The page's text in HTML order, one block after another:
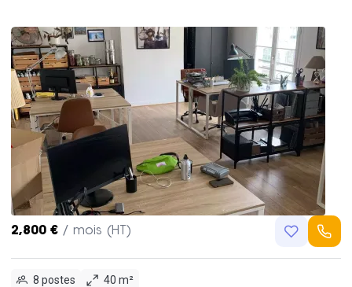
2,800 € / mois (HT)
8 postes
40 m²